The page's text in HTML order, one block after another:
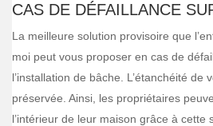
CAS DE DÉFAILLANCE
La meilleure solution provisoire que
moi peut vous proposer en cas de
l’installation de bâche. L’étanchéité de
préservée. Ainsi, les propriétaires
l’intérieur de leur maison grâce à cette